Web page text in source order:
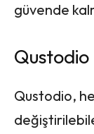
güvende
Qustodio,